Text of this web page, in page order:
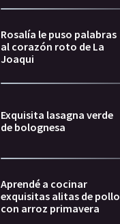
Rosalía le puso palabras
al corazón roto de La
Joaqui
Exquisita lasagna verde
de bolognesa
Aprendé a cocinar
exquisitas alitas de pollo
con arroz primavera